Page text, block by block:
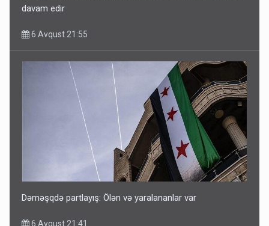
davam edir
6 Avqust 21:55
Dəməşqdə partlayış: Ölən və yaralananlar var
6 Avqust 21:41